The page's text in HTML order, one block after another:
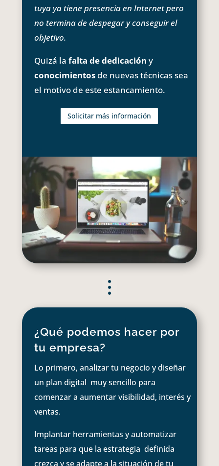
tuya ya tiene presencia en Internet pero
no termina de despegar y conseguir el
objetivo.
Quizá la falta de dedicación y
conocimientosde nuevas técnicas sea
el motivo de este estancamiento.
Solicitar más información
¿Qué podemos hacer por
tu empresa?
Lo primero, analizar tu negocio y diseñar
un plan digital muy sencillo para
comenzar a aumentar visibilidad, interés y
ventas.
Implantar herramientas y automatizar
tareas para que la estrategia definida
crezca y se adapte a la situación de tu